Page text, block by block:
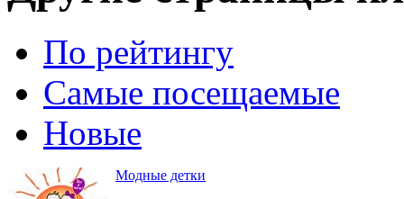
По рейтингу
Самые посещаемые
Новые
Модные детки